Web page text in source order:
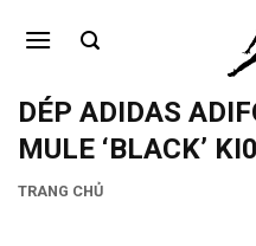
qua
dungDÉP ADIDAS
MULE ‘BLACK’
TRANG CHỦ